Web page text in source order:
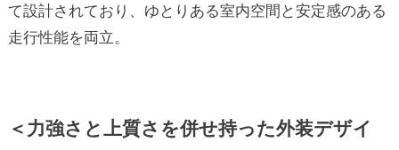
て設計されており、ゆとりある室内空間と安定感のある
走行性能を両立。
＜力強さと上質さを併せ持った外装デザイ